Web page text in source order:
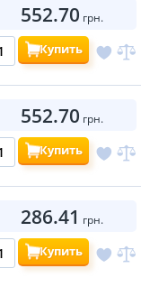
552.70 грн.
Купить
552.70 грн.
Купить
286.41 грн.
Купить